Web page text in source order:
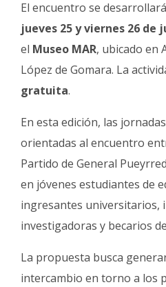
Fúnebres
El encuentro se
jueves 25 y viernes 26 de
el Museo MAR, ubicado en
López de Gomara. La
gratuita.
En esta edición, las
orientadas al encuentro
Partido de General
en jóvenes estudiantes de
ingresantes universitarios,
investigadoras y becarios
La propuesta busca
intercambio en torno a los